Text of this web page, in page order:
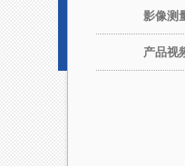
影像测
产品视